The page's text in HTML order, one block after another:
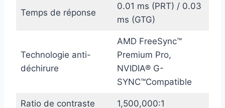
Temps de réponse
0.01 ms (PRT) / 0.03
ms (GTG)
Technologie anti-
déchirure
AMD FreeSync™
Premium Pro,
NVIDIA® G-
SYNC™Compatible
Ratio de contraste 1,500,000:1